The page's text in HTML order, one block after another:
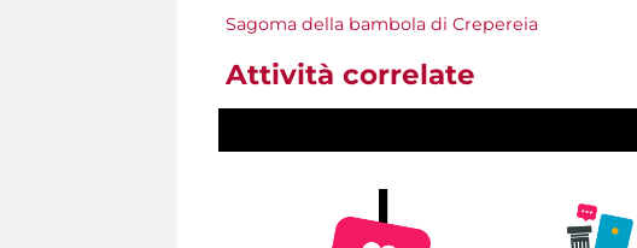
Sagoma della bambola di Crepereia
Attività correlate